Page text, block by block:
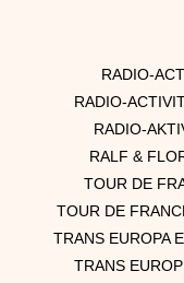
RADIO-
RADIO-
RADIO-
RALF &
TOUR DE
TOUR DE
TRANS EUROPA
TRANS